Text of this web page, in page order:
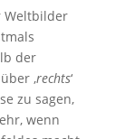
Weltbilder
der
‚rechts‘
zu sagen,
wenn